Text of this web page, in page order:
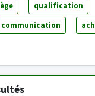
qualification
communication